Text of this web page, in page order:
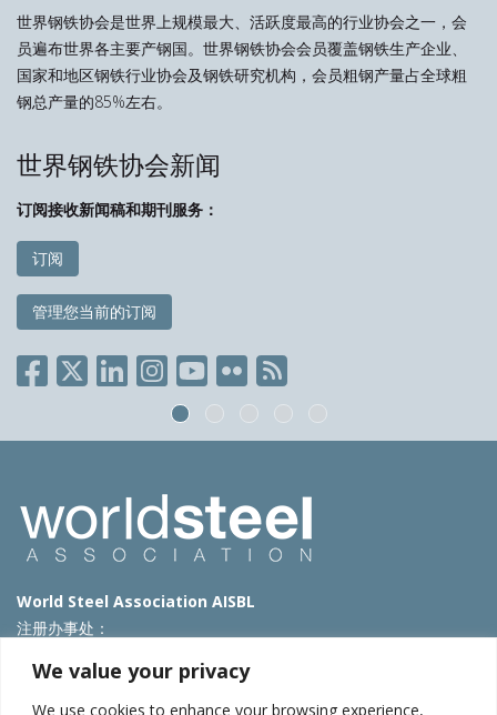
We value your privacy
We use cookies to enhance your browsing experience,
世界钢铁协会是世界上规模最大、活跃度最高的行业协会之一，会
员遍布世界各主要产钢国。世界钢铁协会会员覆盖钢铁生产企业、
国家和地区钢铁行业协会及钢铁研究机构，会员粗钢产量占全球粗
钢总产量的85%左右。
世界钢铁协会新闻
订阅接收新闻稿和期刊服务：
订阅
管理您当前的订阅
World Steel Association AISBL
注册办事处：
T: +32 2 702 89 00 – E:steel@worldsteel.org